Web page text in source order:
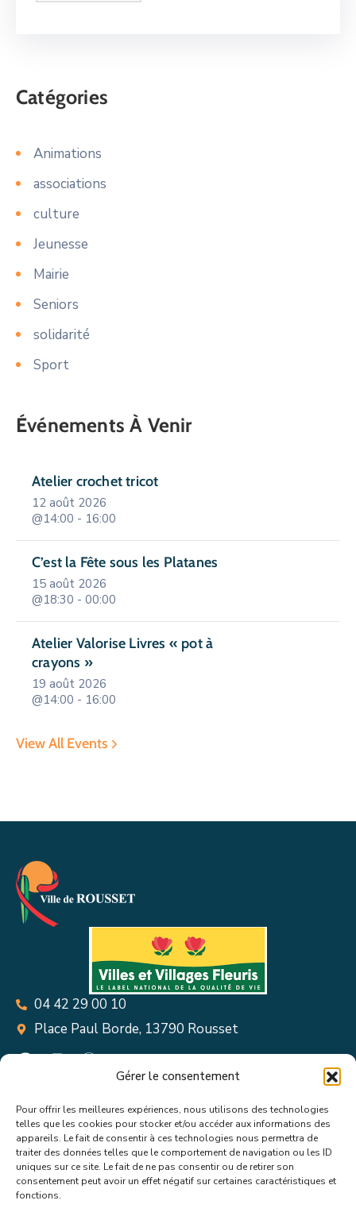
Gérer le consentement
Pour offrir les meilleures expériences, nous utilisons des technologies
telles que les cookies pour stocker et/ou accéder aux informations des
appareils. Le fait de consentir à ces technologies nous permettra de
traiter des données telles que le comportement de navigation ou les ID
uniques sur ce site. Le fait de ne pas consentir ou de retirer son
consentement peut avoir un effet négatif sur certaines caractéristiques et
fonctions.
Catégories
Animations
associations
culture
Jeunesse
Mairie
Seniors
solidarité
Sport
Événements À Venir
Atelier crochet tricot
12 août 2026
@14:00 - 16:00
C’est la Fête sous les Platanes
15 août 2026
@18:30 - 00:00
Atelier Valorise Livres « pot à
crayons »
19 août 2026
@14:00 - 16:00
View All Events
04 42 29 00 10
Place Paul Borde, 13790 Rousset
Suivez toutes les informations &
actualités de votre ville !